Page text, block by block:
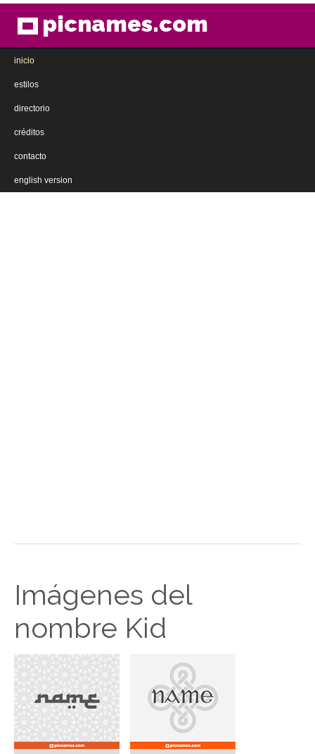
picnames.com
inicio
estilos
directorio
créditos
contacto
english version
Imágenes del
nombre Kid